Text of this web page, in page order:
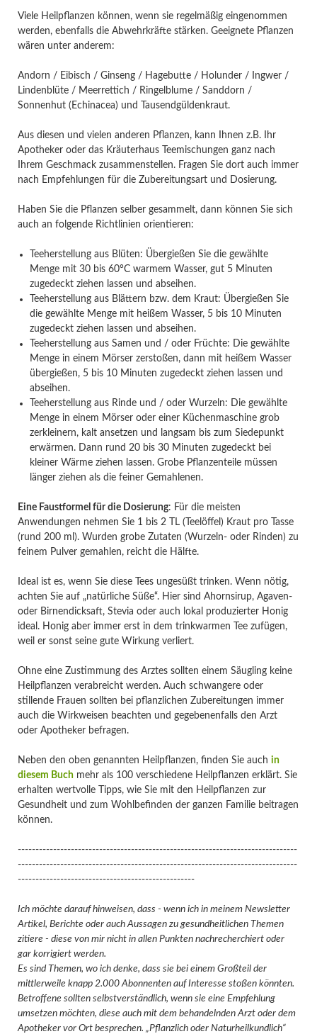
Viele Heilpflanzen können, wenn sie regelmäßig eingenommen
werden, ebenfalls die Abwehrkräfte stärken. Geeignete Pflanzen
wären unter anderem:
Andorn / Eibisch / Ginseng / Hagebutte / Holunder / Ingwer /
Lindenblüte / Meerrettich / Ringelblume / Sanddorn /
Sonnenhut (Echinacea) und Tausendgüldenkraut.
Aus diesen und vielen anderen Pflanzen, kann Ihnen z.B. Ihr
Apotheker oder das Kräuterhaus Teemischungen ganz nach
Ihrem Geschmack zusammenstellen. Fragen Sie dort auch immer
nach Empfehlungen für die Zubereitungsart und Dosierung.
Haben Sie die Pflanzen selber gesammelt, dann können Sie sich
auch an folgende Richtlinien orientieren:
Teeherstellung aus Blüten: Übergießen Sie die gewählte
Menge mit 30 bis 60°C warmem Wasser, gut 5 Minuten
zugedeckt ziehen lassen und abseihen.
Teeherstellung aus Blättern bzw. dem Kraut: Übergießen Sie
die gewählte Menge mit heißem Wasser, 5 bis 10 Minuten
zugedeckt ziehen lassen und abseihen.
Teeherstellung aus Samen und / oder Früchte: Die gewählte
Menge in einem Mörser zerstoßen, dann mit heißem Wasser
übergießen, 5 bis 10 Minuten zugedeckt ziehen lassen und
abseihen.
Teeherstellung aus Rinde und / oder Wurzeln: Die gewählte
Menge in einem Mörser oder einer Küchenmaschine grob
zerkleinern, kalt ansetzen und langsam bis zum Siedepunkt
erwärmen. Dann rund 20 bis 30 Minuten zugedeckt bei
kleiner Wärme ziehen lassen. Grobe Pflanzenteile müssen
länger ziehen als die feiner Gemahlenen.
Eine Faustformel für die Dosierung: Für die meisten
Anwendungen nehmen Sie 1 bis 2 TL (Teelöffel) Kraut pro Tasse
(rund 200 ml). Wurden grobe Zutaten (Wurzeln- oder Rinden) zu
feinem Pulver gemahlen, reicht die Hälfte.
Ideal ist es, wenn Sie diese Tees ungesüßt trinken. Wenn nötig,
achten Sie auf „natürliche Süße“. Hier sind Ahornsirup, Agaven-
oder Birnendicksaft, Stevia oder auch lokal produzierter Honig
ideal. Honig aber immer erst in dem trinkwarmen Tee zufügen,
weil er sonst seine gute Wirkung verliert.
Ohne eine Zustimmung des Arztes sollten einem Säugling keine
Heilpflanzen verabreicht werden. Auch schwangere oder
stillende Frauen sollten bei pflanzlichen Zubereitungen immer
auch die Wirkweisen beachten und gegebenenfalls den Arzt
oder Apotheker befragen.
Neben den oben genannten Heilpflanzen, finden Sie auch in
diesem Buchmehr als 100 verschiedene Heilpflanzen erklärt. Sie
erhalten wertvolle Tipps, wie Sie mit den Heilpflanzen zur
Gesundheit und zum Wohlbefinden der ganzen Familie beitragen
können.
-------------------------------------------------------------------------------
-------------------------------------------------------------------------------
--------------------------------------------------
Ich möchte darauf hinweisen, dass - wenn ich in meinem Newsletter
Artikel, Berichte oder auch Aussagen zu gesundheitlichen Themen
zitiere - diese von mir nicht in allen Punkten nachrecherchiert oder
gar korrigiert werden.
Es sind Themen, wo ich denke, dass sie bei einem Großteil der
mittlerweile knapp 2.000 Abonnenten auf Interesse stoßen könnten.
Betroffene sollten selbstverständlich, wenn sie eine Empfehlung
umsetzen möchten, diese auch mit dem behandelnden Arzt oder dem
Apotheker vor Ort besprechen. „Pflanzlich oder Naturheilkundlich“